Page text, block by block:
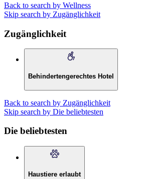
Back to search by Wellness
Skip search by Zugänglichkeit
Zugänglichkeit
Behindertengerechtes Hotel
Back to search by Zugänglichkeit
Skip search by Die beliebtesten
Die beliebtesten
Haustiere erlaubt